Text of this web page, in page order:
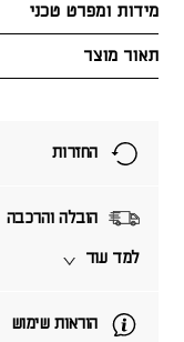
תאור מוצר
מידות ומפרט טכני
הוראות שימוש
הובלה והרכבה
למד עוד
החזרות